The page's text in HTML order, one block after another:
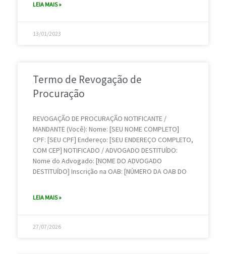
LEIA MAIS »
13/01/2023
Termo de Revogação de
Procuração
REVOGAÇÃO DE PROCURAÇÃO NOTIFICANTE /
MANDANTE (Você): Nome: [SEU NOME COMPLETO]
CPF: [SEU CPF] Endereço: [SEU ENDEREÇO COMPLETO,
COM CEP] NOTIFICADO / ADVOGADO DESTITUÍDO:
Nome do Advogado: [NOME DO ADVOGADO
DESTITUÍDO] Inscrição na OAB: [NÚMERO DA OAB DO
LEIA MAIS »
27/07/2026